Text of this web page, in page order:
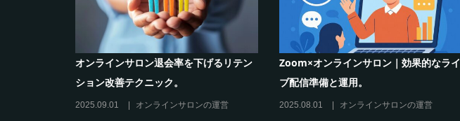
オンラインサロン退会率を下げるリテン
ション改善テクニック。
2025.09.01 オンラインサロンの運営
Zoom×オンラインサロン｜効果的なライ
ブ配信準備と運用。
2025.08.01 オンラインサロンの運営